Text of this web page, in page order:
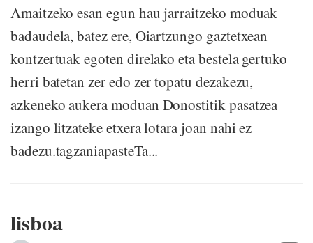
Amaitzeko esan egun hau jarraitzeko moduak
badaudela, batez ere, Oiartzungo gaztetxean
kontzertuak egoten direlako eta bestela gertuko
herri batetan zer edo zer topatu dezakezu,
azkeneko aukera moduan Donostitik pasatzea
izango litzateke etxera lotara joan nahi ez
badezu.tagzaniapasteTa...
lisboa